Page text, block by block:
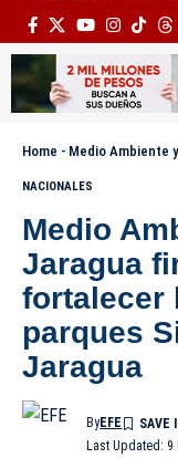
Home - Medio Ambiente y Grupo
NACIONALES
Medio
Jaragua
fortalecer
parques
Jaragua
Last Updated: 9
ByEFE